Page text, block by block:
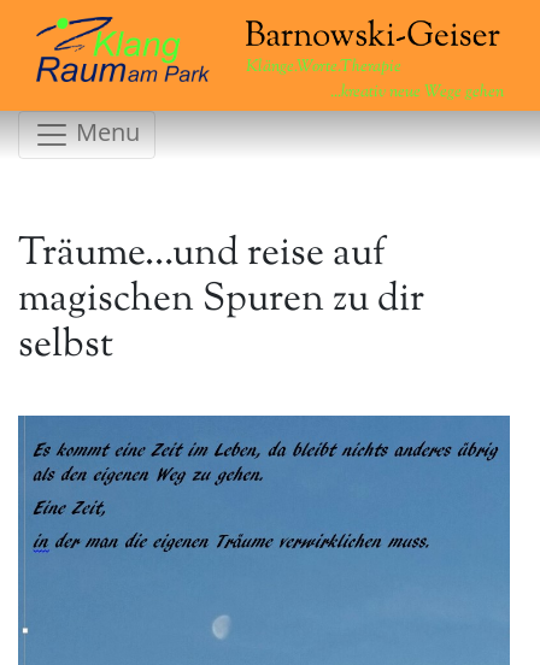
Klänge.Worte.Therapie
...kreativ neue Wege gehen
Menu
Träume…und reise auf
magischen Spuren zu dir
selbst